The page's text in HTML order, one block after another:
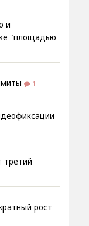
и
"площадью
1
третий
рост